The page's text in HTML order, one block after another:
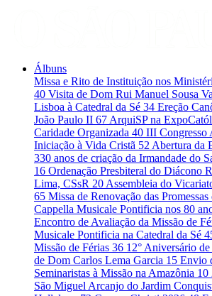
Álbuns
Missa e Rito de Instituição nos
40 Visita de Dom Rui Manuel Sousa
Lisboa à Catedral da Sé 34 Ereção
João Paulo II 67 ArquiSP na
Caridade Organizada 40 III Congresso
Iniciação à Vida Cristã 52 Abertura da
330 anos de criação da Irmandade do
16 Ordenação Presbiteral do Diácono
Lima, CSsR 20 Assembleia do
65 Missa de Renovação das
Cappella Musicale Pontificia nos 80
Encontro de Avaliação da Missão de
Musicale Pontificia na Catedral da Sé
Missão de Férias 36 12° Aniversário
de Dom Carlos Lema Garcia 15 Envio
Seminaristas à Missão na Amazônia 10
São Miguel Arcanjo do Jardim